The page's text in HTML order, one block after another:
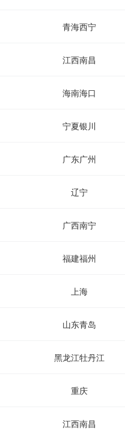
青海西宁
江西南昌
海南海口
宁夏银川
广东广州
辽宁
广西南宁
福建福州
上海
山东青岛
黑龙江牡丹江
重庆
江西南昌